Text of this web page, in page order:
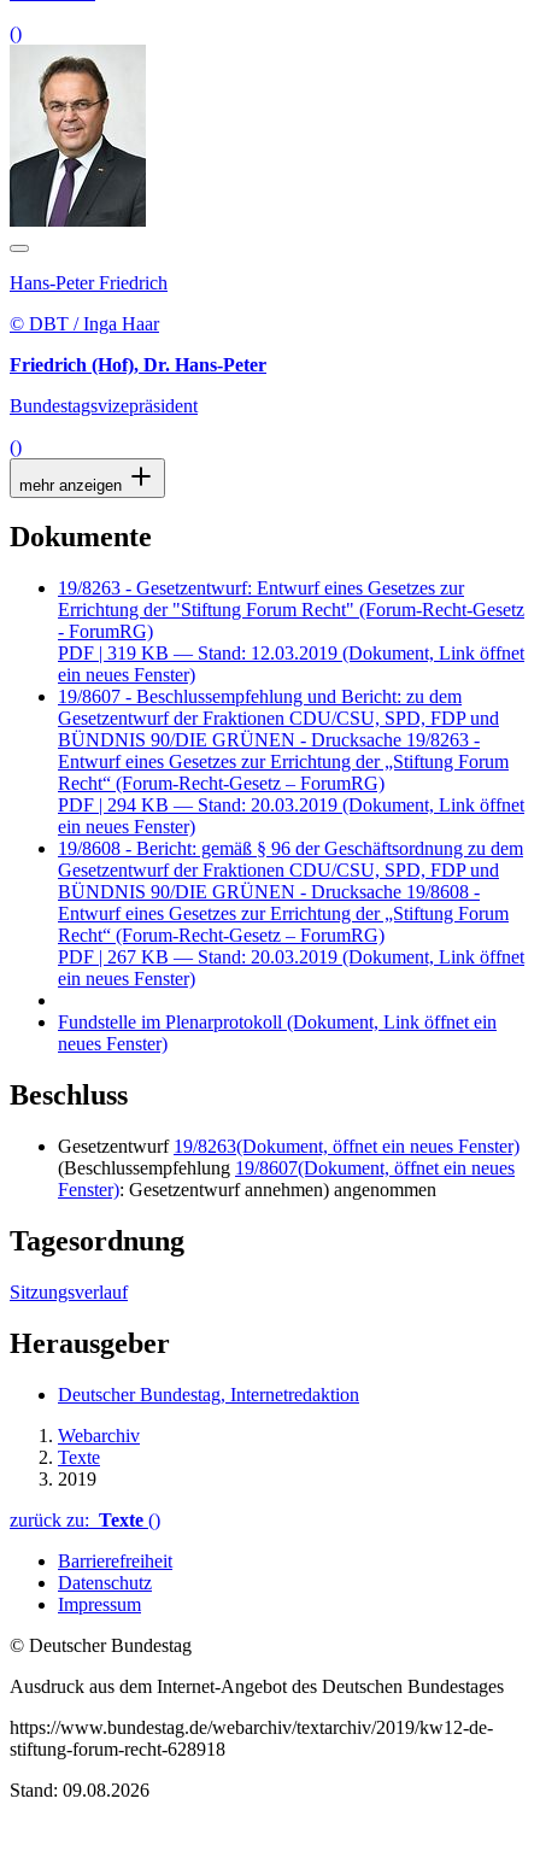
()
Hans-Peter Friedrich
© DBT / Inga Haar
Friedrich (Hof), Dr. Hans-Peter
Bundestagsvizepräsident
()
mehr anzeigen
Dokumente
19/8263 - Gesetzentwurf: Entwurf eines Gesetzes zur
Errichtung der "Stiftung Forum Recht" (Forum-Recht-Gesetz
- ForumRG)
PDF | 319 KB — Stand: 12.03.2019 (Dokument, Link öffnet
ein neues Fenster)
19/8607 - Beschlussempfehlung und Bericht: zu dem
Gesetzentwurf der Fraktionen CDU/CSU, SPD, FDP und
BÜNDNIS 90/DIE GRÜNEN - Drucksache 19/8263 -
Entwurf eines Gesetzes zur Errichtung der „Stiftung Forum
Recht“ (Forum-Recht-Gesetz – ForumRG)
PDF | 294 KB — Stand: 20.03.2019 (Dokument, Link öffnet
ein neues Fenster)
19/8608 - Bericht: gemäß § 96 der Geschäftsordnung zu dem
Gesetzentwurf der Fraktionen CDU/CSU, SPD, FDP und
BÜNDNIS 90/DIE GRÜNEN - Drucksache 19/8608 -
Entwurf eines Gesetzes zur Errichtung der „Stiftung Forum
Recht“ (Forum-Recht-Gesetz – ForumRG)
PDF | 267 KB — Stand: 20.03.2019 (Dokument, Link öffnet
ein neues Fenster)
Fundstelle im Plenarprotokoll (Dokument, Link öffnet ein
neues Fenster)
Beschluss
Gesetzentwurf 19/8263(Dokument, öffnet ein neues Fenster)
(Beschlussempfehlung 19/8607(Dokument, öffnet ein neues
Fenster): Gesetzentwurf annehmen) angenommen
Tagesordnung
Sitzungsverlauf
Herausgeber
Deutscher Bundestag, Internetredaktion
Webarchiv
Texte
2019
zurück zu: Texte ()
Barrierefreiheit
Datenschutz
Impressum
© Deutscher Bundestag
Ausdruck aus dem Internet-Angebot des Deutschen Bundestages
https://www.bundestag.de/webarchiv/textarchiv/2019/kw12-de-
stiftung-forum-recht-628918
Stand: 09.08.2026